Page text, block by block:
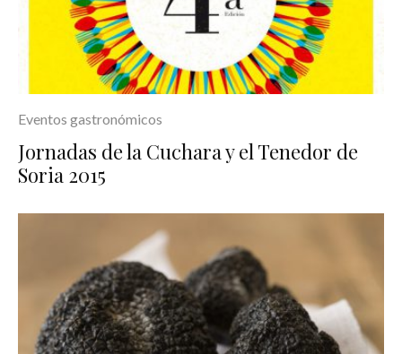
Eventos gastronómicos
Jornadas de la Cuchara y el Tenedor de
Soria 2015